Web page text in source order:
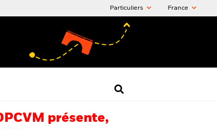
Particuliers France
présente,